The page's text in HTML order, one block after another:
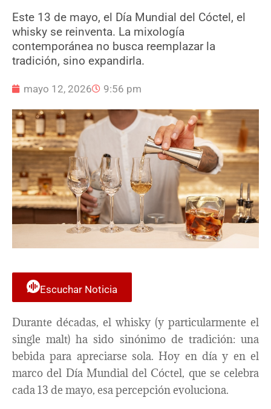
Este 13 de mayo, el Día Mundial del Cóctel, el
whisky se reinventa. La mixología
contemporánea no busca reemplazar la
tradición, sino expandirla.
mayo 12, 2026 9:56 pm
Escuchar Noticia
Durante décadas, el whisky (y particularmente el
single malt) ha sido sinónimo de tradición: una
bebida para apreciarse sola. Hoy en día y en el
marco del Día Mundial del Cóctel, que se celebra
cada 13 de mayo, esa percepción evoluciona.